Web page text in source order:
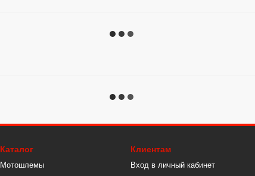
Каталог
Мотошлемы
Клиентам
Вход в личный кабинет